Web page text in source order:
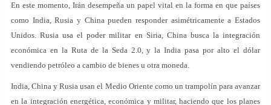
En este momento, Irán desempeña un papel vital en la forma en que países
como India, Rusia y China pueden responder asimétricamente a Estados
Unidos. Rusia usa el poder militar en Siria, China busca la integración
económica en la Ruta de la Seda 2.0, y la India pasa por alto el dólar
vendiendo petróleo a cambio de bienes u otra moneda.
India, China y Rusia usan el Medio Oriente como un trampolín para avanzar
en la integración energética, económica y militar, haciendo que los planes